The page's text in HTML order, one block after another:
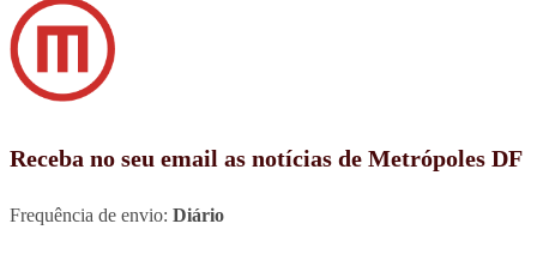
Receba no seu email as notícias de Metrópoles DF
Frequência de envio: Diário